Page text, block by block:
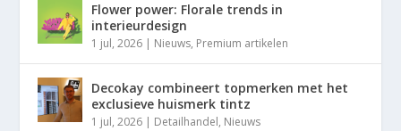
Flower power: Florale trends in
interieurdesign
1 jul, 2026 | Nieuws, Premium artikelen
Decokay combineert topmerken met het
exclusieve huismerk tintz
1 jul, 2026 | Detailhandel, Nieuws